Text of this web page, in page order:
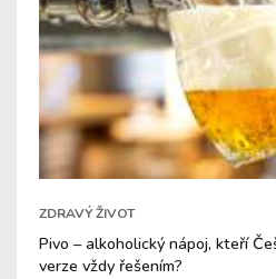
ZDRAVÝ ŽIVOT
Pivo – alkoholický nápoj, kteří
verze vždy řešením?